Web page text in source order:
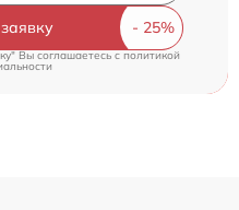
Вы соглашаетесь cполитикой